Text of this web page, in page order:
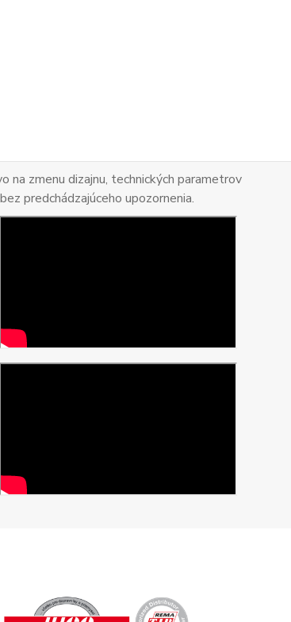
zmenu dizajnu, technických parametrov
predchádzajúceho upozornenia.